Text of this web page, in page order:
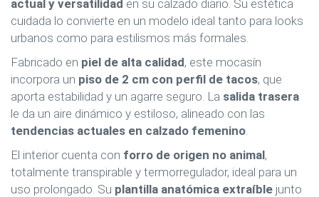
actual y versatilidad en su calzado diario. Su estética
cuidada lo convierte en un modelo ideal tanto para looks
urbanos como para estilismos más formales.
Fabricado en piel de alta calidad, este mocasín
incorpora un piso de 2 cm con perfil de tacos, que
aporta estabilidad y un agarre seguro. La salida trasera
le da un aire dinámico y estiloso, alineado con las
tendencias actuales en calzado femenino.
El interior cuenta con forro de origen no animal,
totalmente transpirable y termorregulador, ideal para un
uso prolongado. Su plantilla anatómica extraíble junto